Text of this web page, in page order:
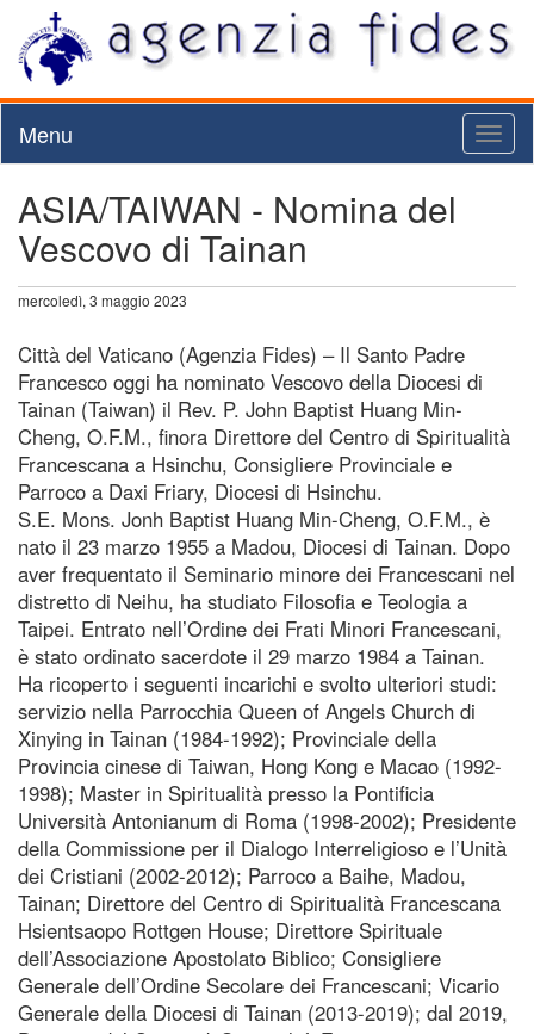
Menu
ASIA/TAIWAN - Nomina del
Vescovo di Tainan
mercoledì, 3 maggio 2023
Città del Vaticano (Agenzia Fides) – Il Santo Padre
Francesco oggi ha nominato Vescovo della Diocesi di
Tainan (Taiwan) il Rev. P. John Baptist Huang Min-
Cheng, O.F.M., finora Direttore del Centro di Spiritualità
Francescana a Hsinchu, Consigliere Provinciale e
Parroco a Daxi Friary, Diocesi di Hsinchu.
S.E. Mons. Jonh Baptist Huang Min-Cheng, O.F.M., è
nato il 23 marzo 1955 a Madou, Diocesi di Tainan. Dopo
aver frequentato il Seminario minore dei Francescani nel
distretto di Neihu, ha studiato Filosofia e Teologia a
Taipei. Entrato nell’Ordine dei Frati Minori Francescani,
è stato ordinato sacerdote il 29 marzo 1984 a Tainan.
Ha ricoperto i seguenti incarichi e svolto ulteriori studi:
servizio nella Parrocchia Queen of Angels Church di
Xinying in Tainan (1984-1992); Provinciale della
Provincia cinese di Taiwan, Hong Kong e Macao (1992-
1998); Master in Spiritualità presso la Pontificia
Università Antonianum di Roma (1998-2002); Presidente
della Commissione per il Dialogo Interreligioso e l’Unità
dei Cristiani (2002-2012); Parroco a Baihe, Madou,
Tainan; Direttore del Centro di Spiritualità Francescana
Hsientsaopo Rottgen House; Direttore Spirituale
dell’Associazione Apostolato Biblico; Consigliere
Generale dell’Ordine Secolare dei Francescani; Vicario
Generale della Diocesi di Tainan (2013-2019); dal 2019,